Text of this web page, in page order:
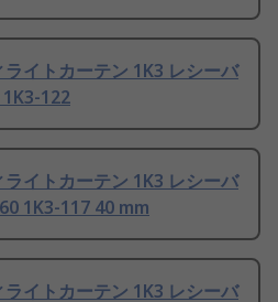
イトカーテン 1K3 レシーバ
122
イトカーテン 1K3 レシーバ
1K3-117 40 mm
イトカーテン 1K3 レシーバ